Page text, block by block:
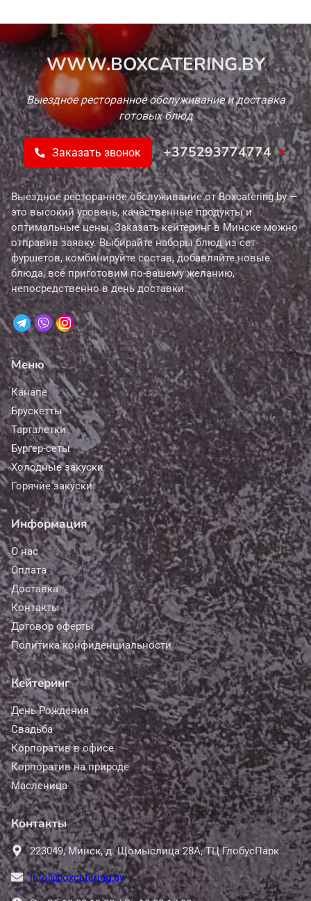
WWW.BOXCATERING.BY
Выездное ресторанное обслуживание и доставка
готовых блюд
Заказать звонок +375293774774
Выездное ресторанное обслуживание от Boxcatering.by —
это высокий уровень, качественные продукты и
оптимальные цены. Заказать кейтеринг в Минске можно
отправив заявку. Выбирайте наборы блюд из сет-
фуршетов, комбинируйте состав, добавляйте новые
блюда, всё приготовим по-вашему желанию,
непосредственно в день доставки.
Меню
Канапе
Брускетты
Тарталетки
Бургер-сеты
Холодные закуски
Горячие закуски
Информация
О нас
Оплата
Доставка
Контакты
Договор оферты
Политика конфиденциальности
Кейтеринг
День Рождения
Свадьба
Корпоратив в офисе
Корпоратив на природе
Масленица
Контакты
223049,Минск,д. Щомыслица 28А, ТЦ ГлобусПарк
info@boxcatering.by